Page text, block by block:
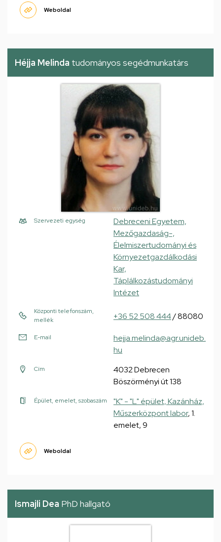
Weboldal
Héjja Melinda tudományos segédmunkatárs
Szervezeti egység
Debreceni Egyetem,
Mezőgazdaság-,
Élelmiszertudományi és
Környezetgazdálkodási
Kar,
Táplálkozástudományi
Intézet
Központi telefonszám,
mellék
+36 52 508 444/ 88080
E-mail
hejja.melinda@agr.unideb.
hu
Cím
4032 Debrecen
Böszörményi út 138
Épület, emelet, szobaszám
"K" - "L" épület, Kazánház,
Műszerközpont labor, 1.
emelet, 9
Weboldal
Ismajli Dea PhD hallgató